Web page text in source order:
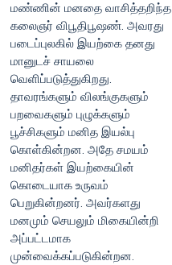
மண்ணின் மனதை வாசித்தறிந்த
கலைஞர் விபூதிபூஷண். அவரது
படைப்புலகில் இயற்கை தனது
மானுடச் சாயலை
வெளிப்படுத்துகிறது.
தாவரங்களும் விலங்குகளும்
பறவைகளும் புழுக்களும்
பூச்சிகளும் மனித இயல்பு
கொள்கின்றன. அதே சமயம்
மனிதர்கள் இயற்கையின்
கொடையாக உருவம்
பெறுகின்றனர். அவர்களது
மனமும் செயலும் மிகையின்றி
அப்பட்டமாக
முன்வைக்கப்படுகின்றன.